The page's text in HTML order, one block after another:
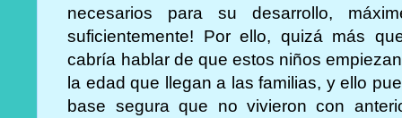
necesarios para su desarrollo,
suficientemente! Por ello, quizá más
cabría hablar de que estos niños
la edad que llegan a las familias, y ello
base segura que no vivieron con